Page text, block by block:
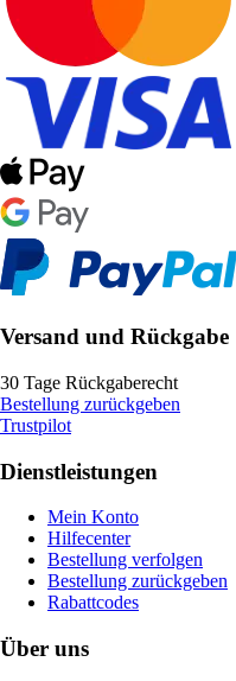
Versand und Rückgabe
30 Tage Rückgaberecht
Bestellung zurückgeben
Trustpilot
Dienstleistungen
Mein Konto
Hilfecenter
Bestellung verfolgen
Bestellung zurückgeben
Rabattcodes
Über uns